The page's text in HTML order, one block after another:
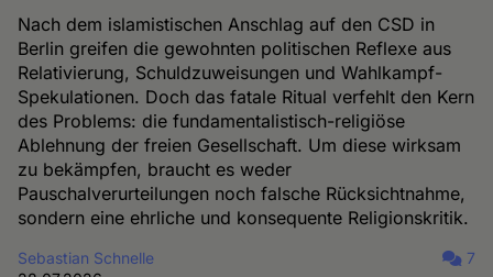
Nach dem islamistischen Anschlag auf den CSD in
Berlin greifen die gewohnten politischen Reflexe aus
Relativierung, Schuldzuweisungen und Wahlkampf-
Spekulationen. Doch das fatale Ritual verfehlt den Kern
des Problems: die fundamentalistisch-religiöse
Ablehnung der freien Gesellschaft. Um diese wirksam
zu bekämpfen, braucht es weder
Pauschalverurteilungen noch falsche Rücksichtnahme,
sondern eine ehrliche und konsequente Religionskritik.
Sebastian Schnelle
7